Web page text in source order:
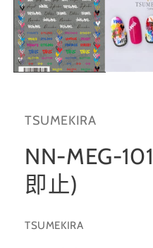
視
窗
中
開
啟
TSUMEKIRA
NN-MEG-
即止)
TSUMEKIRA